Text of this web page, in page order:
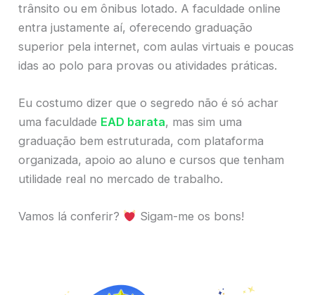
trânsito ou em ônibus lotado. A faculdade online
entra justamente aí, oferecendo graduação
superior pela internet, com aulas virtuais e poucas
idas ao polo para provas ou atividades práticas.
Eu costumo dizer que o segredo não é só achar
uma faculdade EAD barata, mas sim uma
graduação bem estruturada, com plataforma
organizada, apoio ao aluno e cursos que tenham
utilidade real no mercado de trabalho.
Vamos lá conferir? Sigam-me os bons!